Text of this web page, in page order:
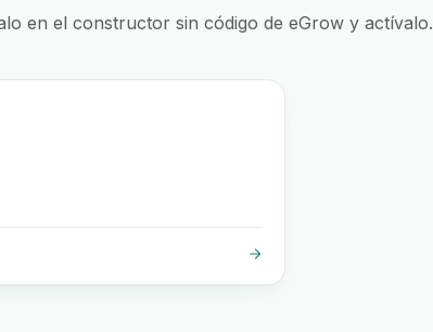
en el constructor sin código de eGrow y actívalo.